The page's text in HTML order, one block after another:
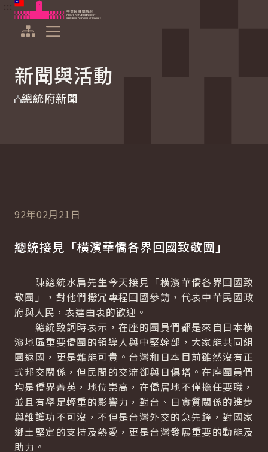
跳到主要內容
中華民國總統府
新聞與活動
總統府新聞
92年02月21日
總統接見「橫濱華僑各界回國致敬團」
陳總統水扁先生今天接見「橫濱華僑各界回國致
敬團」，對他們撥冗專程回國參訪，代表中華民國政
府與人民，表達由衷的歡迎。
總統致詞時表示，在座的團員們都是來自日本橫
濱地區重要僑團的領導人與中堅幹部，大家能共同組
團返國，更是難能可貴。台灣和日本目前雖然沒有正
式邦交關係，但民間的交流卻與日俱增。在座團員們
均是僑界菁英，地位崇高，在僑居地不僅擔任要職，
並且有舉足輕重的影響力，對台、日實質關係的進步
與維護功不可沒，不但是台灣外交的急先鋒，對國家
鄉土堅定的支持及熱愛，更是台灣發展重要的動能及
助力。